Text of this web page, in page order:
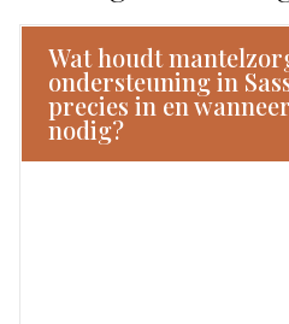
Wat houdt
ondersteuning in
precies in en
nodig?